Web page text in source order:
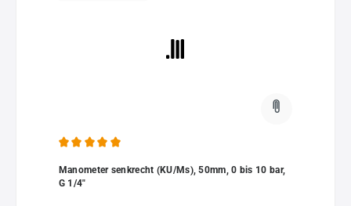
Manometer senkrecht (KU/Ms), 50mm, 0 bis 10 bar,
G 1/4"